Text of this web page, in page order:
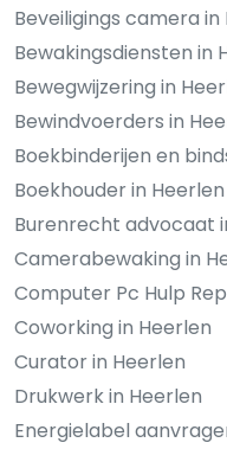
Beveiligings camera in
Bewakingsdiensten in
Bewegwijzering in
Bewindvoerders in
Boekbinderijen en
Boekhouder in Heerlen
Burenrecht advocaat
Camerabewaking in
Computer Pc Hulp
Coworking in Heerlen
Curator in Heerlen
Drukwerk in Heerlen
Energielabel